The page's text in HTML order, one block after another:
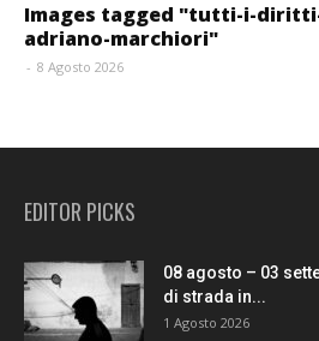
Images tagged "tutti-i-
adriano-marchiori"
- 8 Agosto 2026
EDITOR PICKS
08 agosto – 03
di strada in...
1 Agosto 2026